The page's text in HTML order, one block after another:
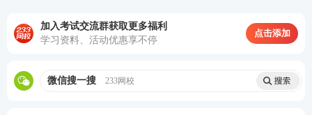
的，或符合《管理规则》第十条规定的相关人员，
可报名参加专项业务水平评价测试。
按照《监督管理办法》第八条、第五十六条规定以
及证券评级等相关监管规定参加测试的人员，或通
加入考试交流群获取更多福利
学习资料、活动优惠享不停
点击添加
微信搜一搜 233网校